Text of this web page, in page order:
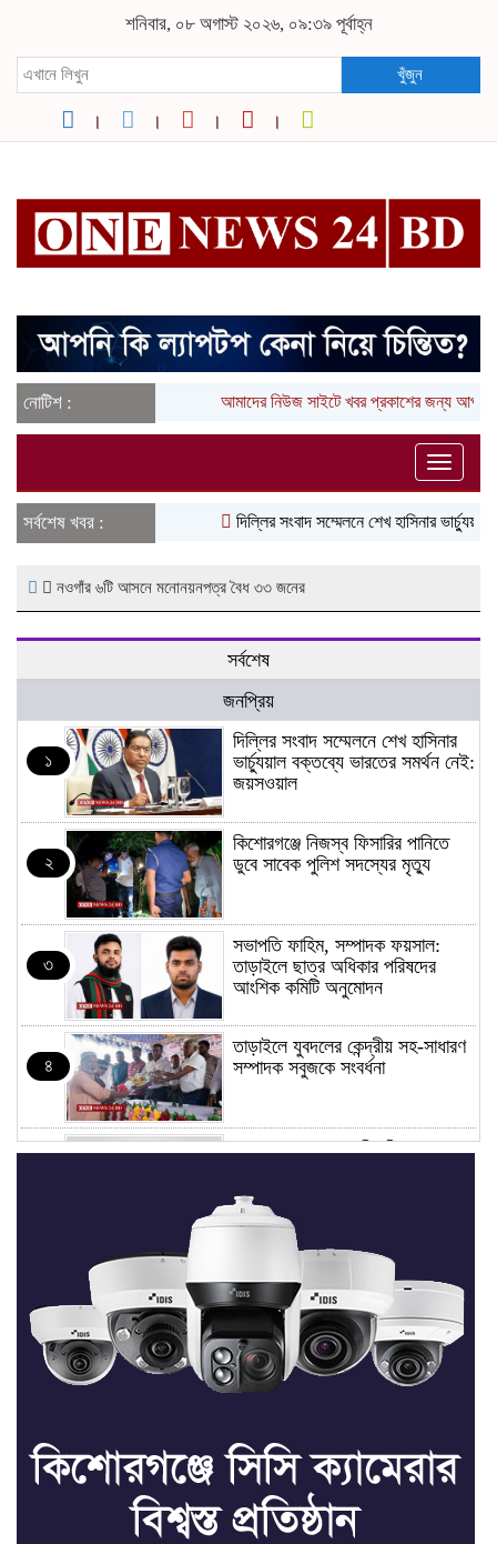
শনিবার, ০৮ অগাস্ট ২০২৬, ০৯:৩৯ পূর্বাহ্ন
খুঁজুন
নোটিশ : আমাদের নিউজ সাইটে খবর প্রকাশের জন্য
Toggle
সর্বশেষ খবর :
দিল্লির সংবাদ সম্মেলনে শেখ হাসিনার
নওগাঁর ৬টি আসনে মনোনয়নপত্র বৈধ ৩৩ জনের
সর্বশেষ
জনপ্রিয়
১
দিল্লির সংবাদ সম্মেলনে শেখ হাসিনার
ভার্চ্যুয়াল বক্তব্যে ভারতের সমর্থন নেই:
জয়সওয়াল
২
কিশোরগঞ্জে নিজস্ব ফিসারির পানিতে
ডুবে সাবেক পুলিশ সদস্যের মৃত্যু
৩
সভাপতি ফাহিম, সম্পাদক ফয়সাল:
তাড়াইলে ছাত্র অধিকার পরিষদের
আংশিক কমিটি অনুমোদন
৪
তাড়াইলে যুবদলের কেন্দ্রীয় সহ-সাধারণ
সম্পাদক সবুজকে সংবর্ধনা
৪ মন্ত্রণালয়ে নতুন সচিব নিয়োগ, ২
শেখ হাসিনার সঙ্গে পালানোর ফ্লাইট
কীভাবে মিস করেছিলেন সালমান এফ
রহমান
৭
ভাত রান্নার সময় নরম হয়ে গেলে কী
করবেন
৮
মৃত্যুদণ্ড বাদ না দেওয়ায়
প্রত্যক্ষদর্শীদের তথ্য দেয়নি জাতিসংঘ:
ট্রাইব্যুনালকে প্রসিকিউটর